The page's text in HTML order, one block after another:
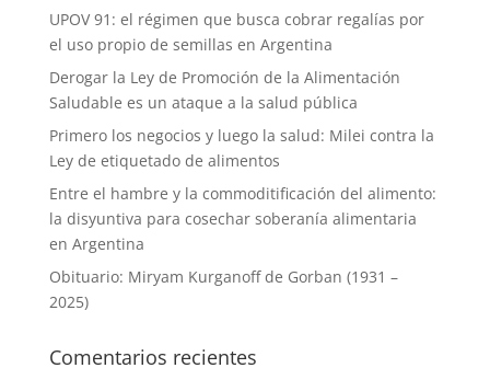
UPOV 91: el régimen que busca cobrar regalías por
el uso propio de semillas en Argentina
Derogar la Ley de Promoción de la Alimentación
Saludable es un ataque a la salud pública
Primero los negocios y luego la salud: Milei contra la
Ley de etiquetado de alimentos
Entre el hambre y la commoditificación del alimento:
la disyuntiva para cosechar soberanía alimentaria
en Argentina
Obituario: Miryam Kurganoff de Gorban (1931 –
2025)
Comentarios recientes